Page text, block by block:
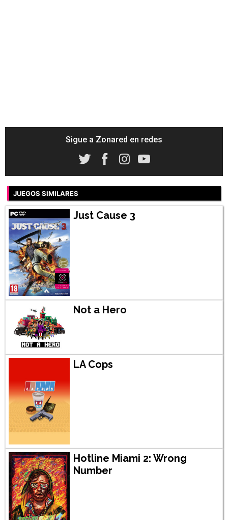
Sigue a Zonared en redes
JUEGOS SIMILARES
Just Cause 3
Not a Hero
LA Cops
Hotline Miami 2: Wrong
Number